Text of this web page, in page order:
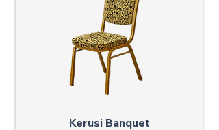
Kerusi Banquet